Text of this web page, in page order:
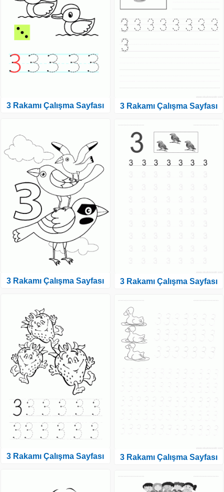
3 Rakamı Çalışma Sayfası
3 Rakamı Çalışma Sayfası
3 Rakamı Çalışma Sayfası
3 Rakamı Çalışma Sayfası
3 Rakamı Çalışma Sayfası
3 Rakamı Çalışma Sayfası